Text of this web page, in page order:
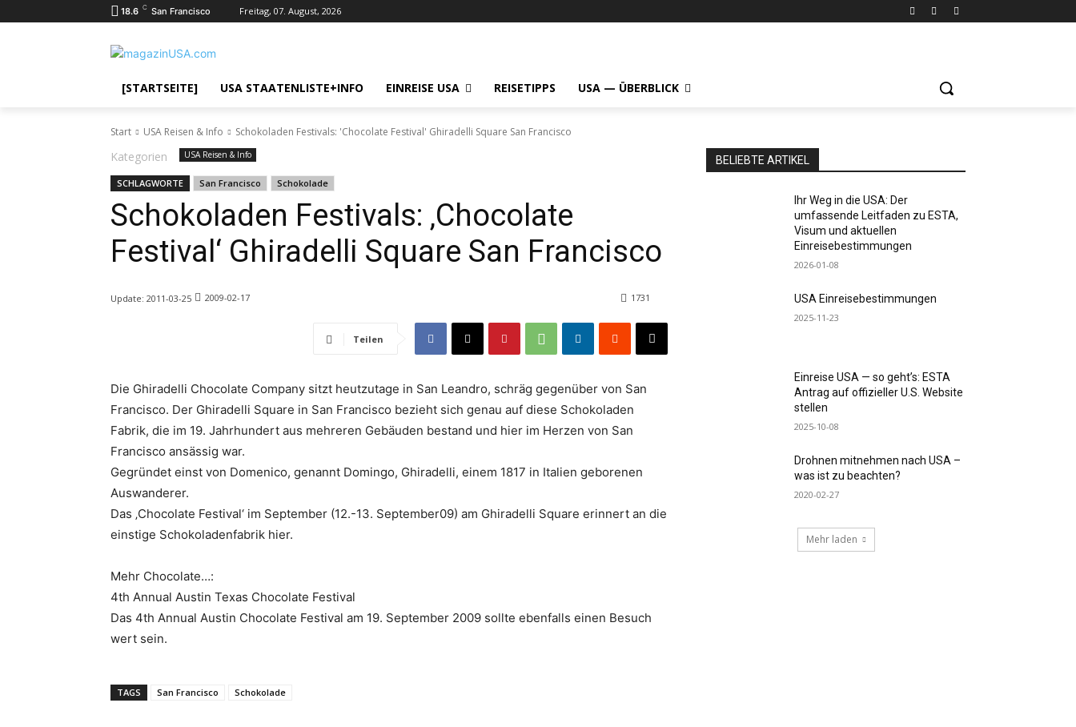
18.6 C San Francisco Freitag, 07. August, 2026
[STARTSEITE] USA STAATENLISTE+INFO EINREISE USA REISETIPPS USA — ÜBERBLICK
Start USA Reisen & Info Schokoladen Festivals: 'Chocolate Festival' Ghiradelli Square San Francisco
Kategorien USA Reisen & Info
SCHLAGWORTE San Francisco Schokolade
Schokoladen Festivals: ‚Chocolate
Festival‘ Ghiradelli Square San Francisco
Update: 2011-03-25 2009-02-17 1731
Teilen
Die Ghiradelli Chocolate Company sitzt heutzutage in San Leandro, schräg gegenüber von San
Francisco. Der Ghiradelli Square in San Francisco bezieht sich genau auf diese Schokoladen
Fabrik, die im 19. Jahrhundert aus mehreren Gebäuden bestand und hier im Herzen von San
Francisco ansässig war.
Gegründet einst von Domenico, genannt Domingo, Ghiradelli, einem 1817 in Italien geborenen
Auswanderer.
Das ‚Chocolate Festival‘ im September (12.-13. September09) am Ghiradelli Square erinnert an die
einstige Schokoladenfabrik hier.
Mehr Chocolate…:
4th Annual Austin Texas Chocolate Festival
Das 4th Annual Austin Chocolate Festival am 19. September 2009 sollte ebenfalls einen Besuch
wert sein.
TAGS San Francisco Schokolade
BELIEBTE ARTIKEL
Ihr Weg in die USA: Der
umfassende Leitfaden zu ESTA,
Visum und aktuellen
Einreisebestimmungen
2026-01-08
USA Einreisebestimmungen
2025-11-23
Einreise USA — so geht’s: ESTA
Antrag auf offizieller U.S. Website
stellen
2025-10-08
Drohnen mitnehmen nach USA –
was ist zu beachten?
2020-02-27
Mehr laden